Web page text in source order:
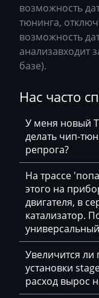
Chery
Chevrolet
Chrysler
Claas
CMI
Comacchio
Cupra
Dacia
Daewoo
DAF
Daihatsu
Dammann
Bosch MED9.1.x
Bosch MED9.5.x
BOSCH
Delphi DCM3.7
Delphi DCM6.2
DSG Temic
Marelli IAW7GV
Siemens PCR2.1
Siemens
Simos 10xx
Simos 11xx
возможность
тюнинга,
возможность
анализавходит
базе).
Нас часто
У меня новый
делать чип-
репрога?
На трассе
этого на
двигателя, в
катализатор.
Увеличится ли
установки
расход вырос